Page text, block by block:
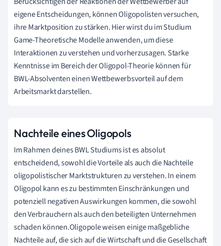
eigene Entscheidungen, können Oligopolisten versuchen,
ihre Marktposition zu stärken. Hier wirst du im Studium
Game-Theoretische Modelle anwenden, um diese
Interaktionen zu verstehen und vorherzusagen. Starke
Kenntnisse im Bereich der Oligopol-Theorie können für
BWL-Absolventen einen Wettbewerbsvorteil auf dem
Arbeitsmarkt darstellen.
Nachteile eines Oligopols
Im Rahmen deines BWL Studiums ist es absolut
entscheidend, sowohl die Vorteile als auch die Nachteile
oligopolistischer Marktstrukturen zu verstehen. In einem
Oligopol kann es zu bestimmten Einschränkungen und
potenziell negativen Auswirkungen kommen, die sowohl
den Verbrauchern als auch den beteiligten Unternehmen
schaden können.Oligopole weisen einige maßgebliche
Nachteile auf, die sich auf die Wirtschaft und die Gesellschaft